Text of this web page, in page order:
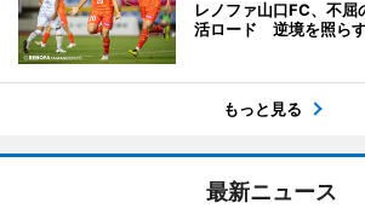
レノファ山口FC、不
活ロード 逆境を照ら
もっと見る
最新ニュース